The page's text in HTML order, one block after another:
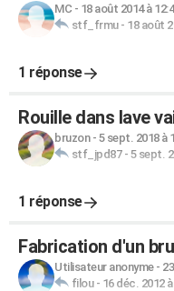
MC - 18 août 2014 à
stf_frmu- 18 août
1 réponse
Rouille dans lave
bruzon- 5 sept. 2018 à
stf_jpd87- 5 sept.
1 réponse
Fabrication d'un
Utilisateur anonyme-
filou- 16 déc. 2012